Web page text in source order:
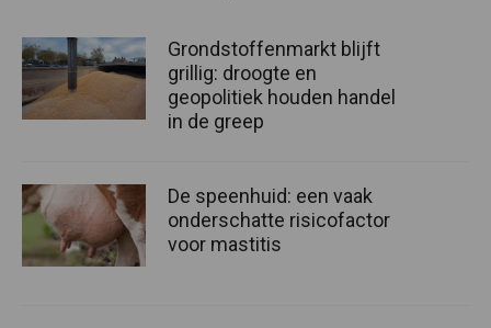
Grondstoffenmarkt blijft
grillig: droogte en
geopolitiek houden handel
in de greep
De speenhuid: een vaak
onderschatte risicofactor
voor mastitis